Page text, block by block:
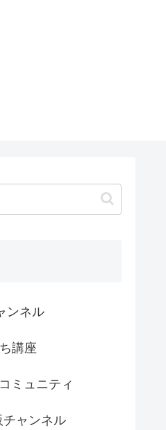
ンネル
講座
ミュニティ
チャンネル